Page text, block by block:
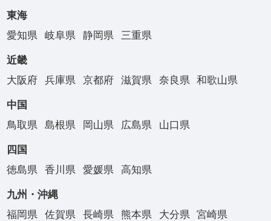
東海
愛知県
岐阜県 静岡県 三重県
近畿
大阪府
兵庫県 京都府 滋賀県 奈良県 和歌山県
中国
鳥取県
島根県 岡山県 広島県 山口県
四国
徳島県
香川県 愛媛県 高知県
九州・沖縄
福岡県
佐賀県 長崎県 熊本県 大分県
宮崎県